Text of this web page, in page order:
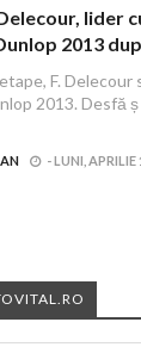
lider
2013
F. Delecour
2013. Desfă
-LUNI, APRILIE